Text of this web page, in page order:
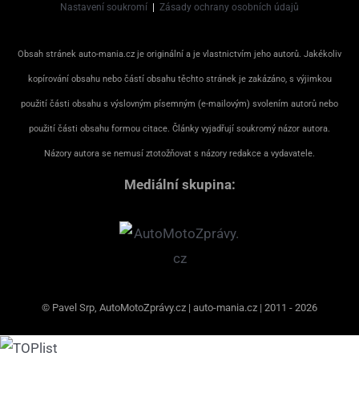
Nastavení soukromí | Zásady ochrany osobních údajů
Obsah stránek auto-mania.cz je originální a je vlastnictvím jeho autorů. Jakékoliv
kopírování obsahu nebo částí obsahu těchto stránek je zakázáno, s výjimkou
použití části obsahu s výslovným písemným (e-mailovým) svolením autorů nebo
použití části obsahu formou citace. Články vyjadřují soukromý názor autora.
Názory autora se nemusí ztotožňovat s názory redakce a vydavatele.
Mediální skupina:
© Pavel Srp, AutoMotoZprávy.cz | auto-mania.cz | 2011 - 2026